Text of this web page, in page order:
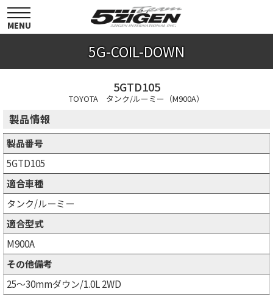
toggle
navigation
MENU
5G-COIL-DOWN
5GTD105
TOYOTA タンク/ルーミー（M900A）
製品情報
製品番号
5GTD105
適合車種
タンク/ルーミー
適合型式
M900A
その他備考
25～30mmダウン/1.0L 2WD